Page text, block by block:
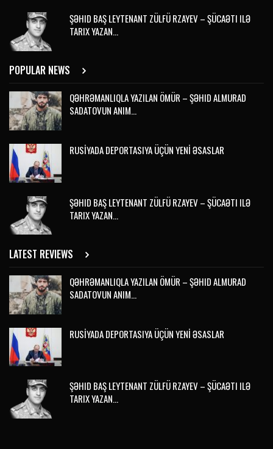
ŞƏHID BAŞ LEYTENANT ZÜLFÜ RZAYEV – ŞÜCAƏTI ILƏ
TARIX YAZAN…
POPULAR NEWS
QƏHRƏMANLIQLA YAZILAN ÖMÜR – ŞƏHID ALMURAD
SADATOVUN ANIM…
RUSİYADA DEPORTASIYA ÜÇÜN YENİ ƏSASLAR
ŞƏHID BAŞ LEYTENANT ZÜLFÜ RZAYEV – ŞÜCAƏTI ILƏ
TARIX YAZAN…
LATEST REVIEWS
QƏHRƏMANLIQLA YAZILAN ÖMÜR – ŞƏHID ALMURAD
SADATOVUN ANIM…
RUSİYADA DEPORTASIYA ÜÇÜN YENİ ƏSASLAR
ŞƏHID BAŞ LEYTENANT ZÜLFÜ RZAYEV – ŞÜCAƏTI ILƏ
TARIX YAZAN…